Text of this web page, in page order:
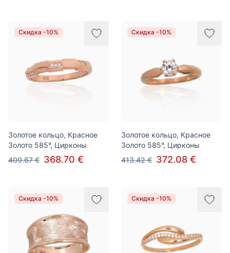
Скидка -10%
Золотое кольцо, Красное
Золото 585°, Цирконы
409.67 € 368.70 €
Скидка -10%
Золотое кольцо, Красное
Золото 585°, Цирконы
413.42 € 372.08 €
Скидка -10% Скидка -10%